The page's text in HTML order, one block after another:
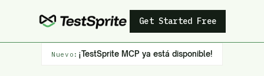
Get Started Free
Nuevo: ¡TestSprite MCP ya está disponible!